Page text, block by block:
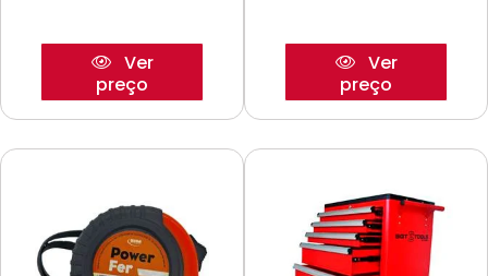
Ver
preço
Ver
preço